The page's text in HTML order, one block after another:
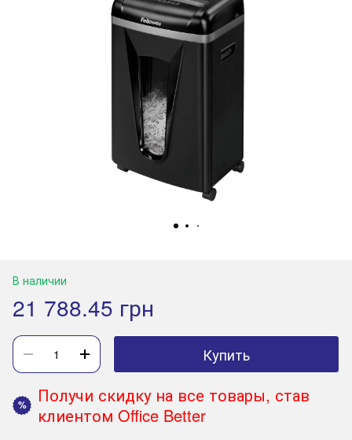
В наличии
21 788.45 грн
Купить
%
Получи скидку на все товары, став
клиентом Office Better